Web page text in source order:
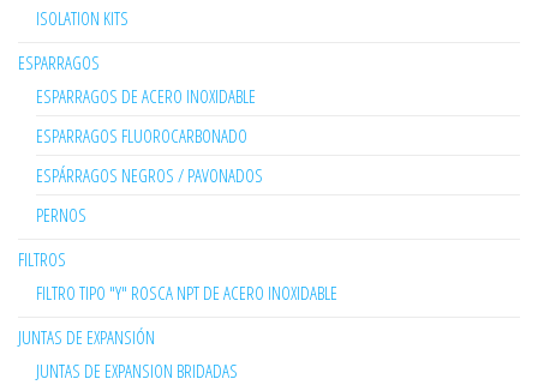
ISOLATION KITS
ESPARRAGOS
ESPARRAGOS DE ACERO INOXIDABLE
ESPARRAGOS FLUOROCARBONADO
ESPÁRRAGOS NEGROS / PAVONADOS
PERNOS
FILTROS
FILTRO TIPO "Y" ROSCA NPT DE ACERO INOXIDABLE
JUNTAS DE EXPANSIÓN
JUNTAS DE EXPANSION BRIDADAS